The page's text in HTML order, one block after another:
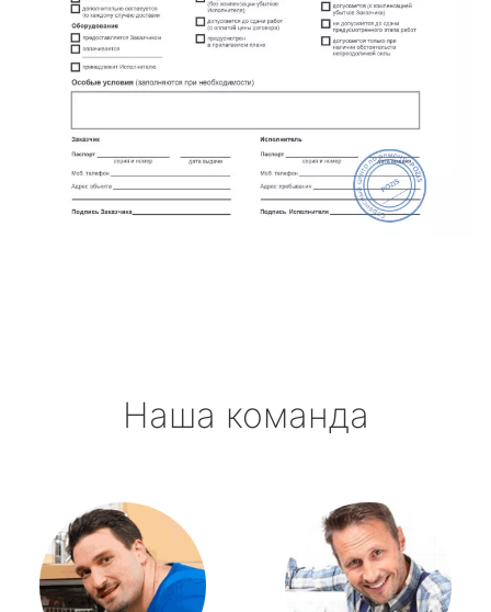
Наша команда